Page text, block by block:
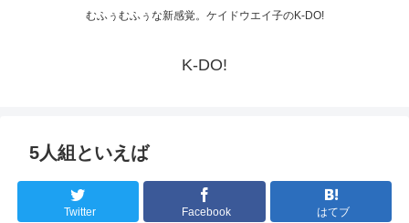
むふぅむふぅな新感覚。ケイドウエイ子のK-DO!
K-DO!
5人組といえば
Twitter Facebook はてブ